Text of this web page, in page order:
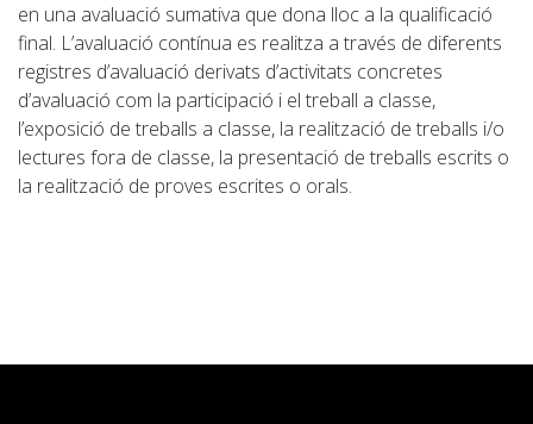
en una avaluació sumativa que dona lloc a la qualificació
final. L’avaluació contínua es realitza a través de diferents
registres d’avaluació derivats d’activitats concretes
d’avaluació com la participació i el treball a classe,
l’exposició de treballs a classe, la realització de treballs i/o
lectures fora de classe, la presentació de treballs escrits o
la realització de proves escrites o orals.